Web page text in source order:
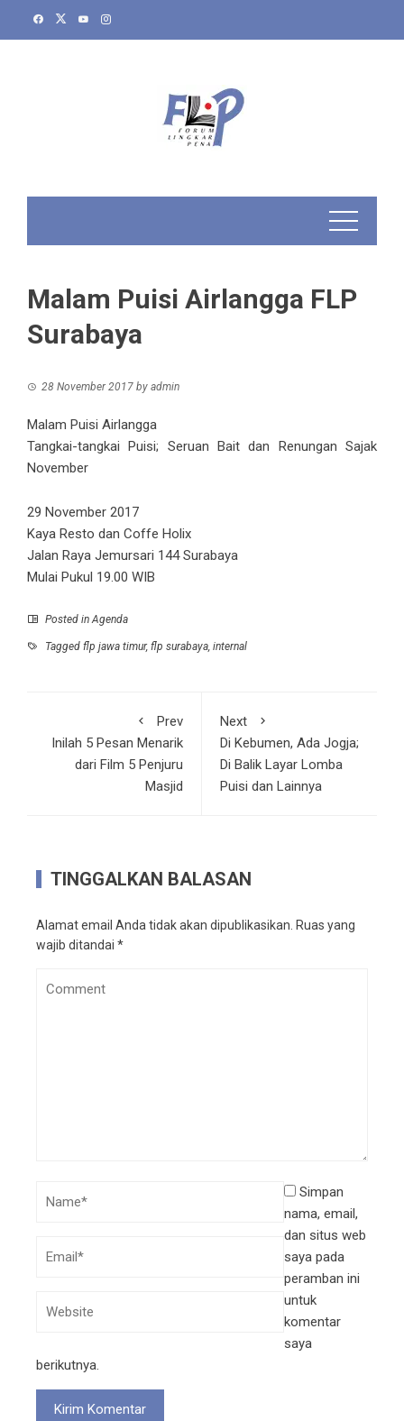
Malam Puisi Airlangga FLP
Surabaya
28 November 2017 by admin
Malam Puisi Airlangga
Tangkai-tangkai Puisi; Seruan Bait dan Renungan Sajak
November
29 November 2017
Kaya Resto dan Coffe Holix
Jalan Raya Jemursari 144 Surabaya
Mulai Pukul 19.00 WIB
Posted inAgenda
Tagged flp jawa timur, flp surabaya, internal
Prev
Inilah 5 Pesan Menarik
dari Film 5 Penjuru
Masjid
Next
Di Kebumen, Ada Jogja;
Di Balik Layar Lomba
Puisi dan Lainnya
TINGGALKAN BALASAN
Alamat email Anda tidak akan dipublikasikan. Ruas yang
wajib ditandai *
Simpan
nama, email,
dan situs web
saya pada
peramban ini
untuk
komentar
saya
berikutnya.